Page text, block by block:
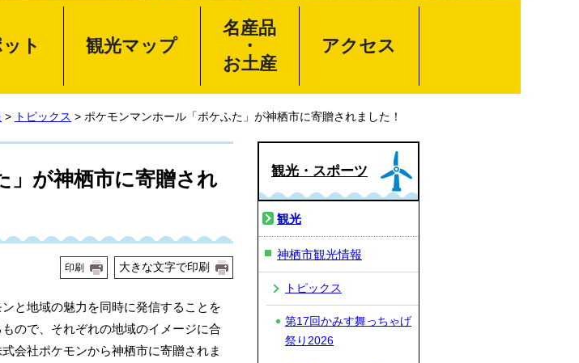
ト 観光マップ
名産品
・
お土産
アクセス
> トピックス > ポケモンマンホール「ポケふた」が神栖市に寄贈されました！
」が神栖市に寄贈され
印刷 大きな文字で印刷
と地域の魅力を同時に発信することを
ので、それぞれの地域のイメージに合
会社ポケモンから神栖市に寄贈されま
観光・スポーツ
観光
神栖市観光情報
トピックス
第17回かみす舞っちゃげ
祭り2026